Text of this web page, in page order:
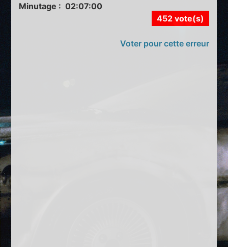
Minutage : 02:07:00
452 vote(s)
Voter pour cette erreur